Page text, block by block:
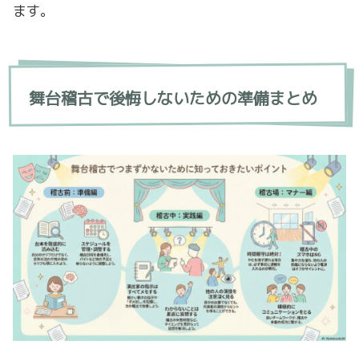
ます。
舞台稽古で後悔しないための準備まとめ